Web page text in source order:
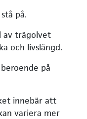
på.
av trägolvet
och livslängd.
på
innebär att
variera mer